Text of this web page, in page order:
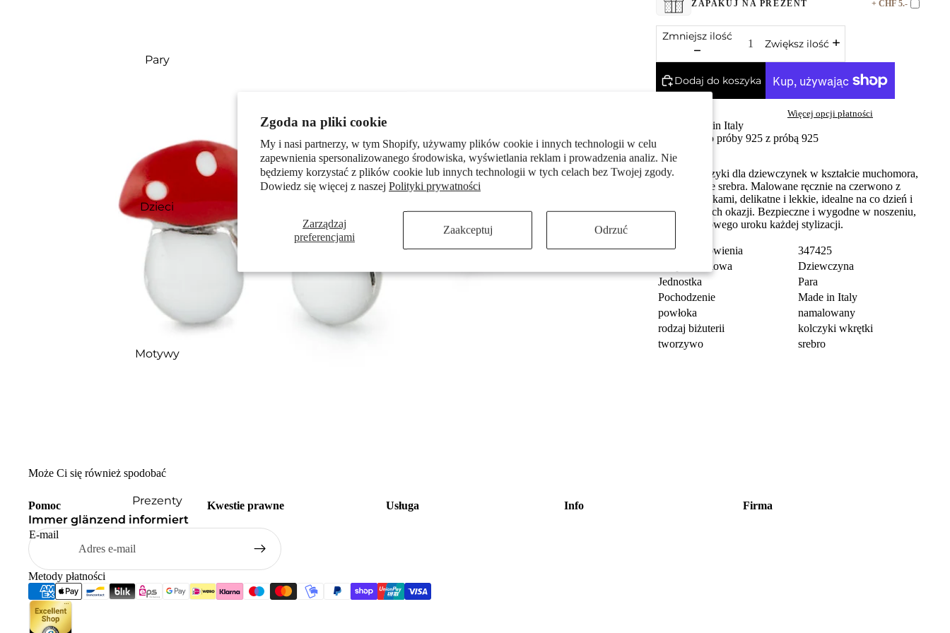
Zgoda na pliki cookie
My i nasi partnerzy, w tym Shopify, używamy plików cookie i innych technologii w celu
zapewnienia spersonalizowanego środowiska, wyświetlania reklam i prowadzenia analiz. Nie
będziemy korzystać z plików cookie lub innych technologii w tych celach bez Twojej zgody.
Dowiedz się więcej z naszej Polityki prywatności
Zarządzaj
preferencjami
Zaakceptuj Odrzuć
Pary
Dzieci
Motywy
Prezenty
ZAPAKUJ NA PREZENT + CHF 5.-
Zmniejsz ilość
Zwiększ ilość
Dodaj do koszyka
Więcej opcji płatności
Made in Italy
Srebro próby 925 z próbą 925
Urocze kolczyki dla dziewczynek w kształcie muchomora,
wykonane ze srebra. Malowane ręcznie na czerwono z
białymi kropkami, delikatne i lekkie, idealne na co dzień i
do specjalnych okazji. Bezpieczne i wygodne w noszeniu,
dodają bajkowego uroku każdej stylizacji.
numer zamówienia
347425
Grupa docelowa
Dziewczyna
Jednostka
Para
Pochodzenie
Made in Italy
powłoka
namalowany
rodzaj biżuterii
kolczyki wkrętki
tworzywo
srebro
Może Ci się również spodobać
Pomoc Kwestie prawne Usługa Info Firma
Immer glänzend informiert
E-mail
Metody płatności